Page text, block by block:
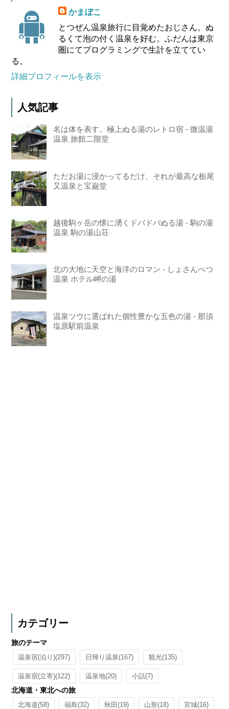
かまぼこ
とつぜん温泉旅行に目覚めたおじさん。ぬ
るくて泡の付く温泉を好む。ふだんは東京
圏にてプログラミングで生計を立ててい
る。
詳細プロフィールを表示
人気記事
名は体を表す。極上ぬる湯のレトロ宿 - 微温湯
温泉 旅館二階堂
ただお湯に浸かってるだけ、それが最高な栃尾
又温泉と宝巌堂
越後駒ヶ岳の懐に湧くドバドバぬる湯 - 駒の湯
温泉 駒の湯山荘
北の大地に天空と海洋のロマン - しょさんべつ
温泉 ホテル岬の湯
温泉ツウに選ばれた個性豊かな五色の湯 - 那須
塩原駅前温泉
カテゴリー
旅のテーマ
温泉宿(泊り)(297) 日帰り温泉(167) 観光(135)
温泉宿(立寄)(122) 温泉地(20) 小話(7)
北海道・東北への旅
北海道(58) 福島(32) 秋田(19) 山形(18) 宮城(16)